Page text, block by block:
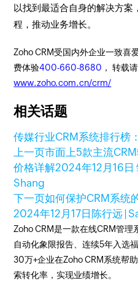
以找到最适合自身的解决方
程，推动业务增长。
Zoho CRM受国内外企业一致喜
费体验400-660-8680 ， 转载
www.zoho.com.cn/crm/
相关话题
传媒行业CRM系统排行榜
上一页市面上5款主流
价格详解2024年12月16日
Shang
下一页如何保护CRM系统
2024年12月17日 陈行远 |
Zoho CRM是一款在线CRM管
自动化象限报告、连续5年入选
30万+企业在Zoho CRM系统帮
索转化率，实现业绩增长。